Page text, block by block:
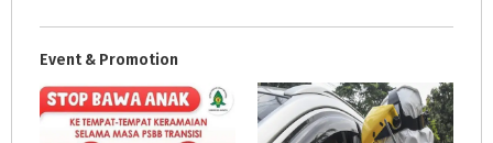
Event & Promotion